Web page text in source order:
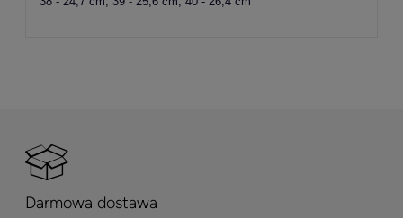
Darmowa dostawa